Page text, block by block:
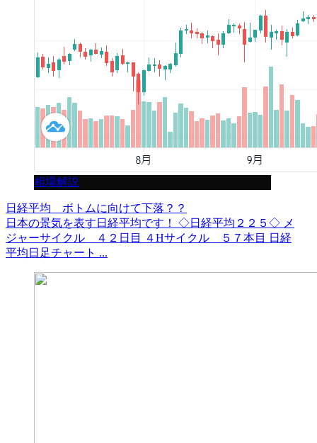
相場解説
日経平均 ボトムに向けて下落？？
日本の景気を表す日経平均です！ ◇日経平均２２５◇ メ
ジャーサイクル ４２日目 ４Hサイクル ５７本目 日経
平均日足チャート ...